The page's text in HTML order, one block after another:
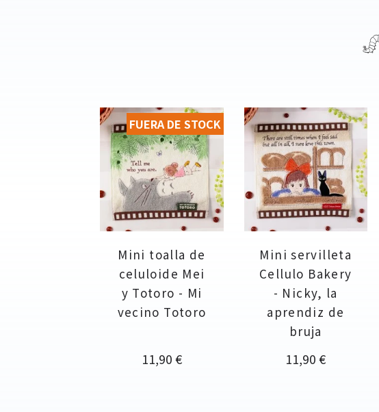
Mini toalla de
celuloide Mei
y Totoro - Mi
vecino Totoro
Precio
11,90 €
FUERA DE STOCK
Mini servilleta
Cellulo Bakery
- Nicky, la
aprendiz de
bruja
Precio
11,90 €